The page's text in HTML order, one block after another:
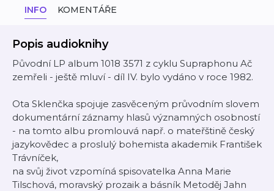
INFO KOMENTÁŘE
Popis audioknihy
Původní LP album 1018 3571 z cyklu Supraphonu Ač
zemřeli - ještě mluví - díl IV. bylo vydáno v roce 1982.
Ota Sklenčka spojuje zasvěceným průvodním slovem
dokumentární záznamy hlasů významných osobností
- na tomto albu promlouvá např. o mateřštině český
jazykovědec a proslulý bohemista akademik František
Trávníček,
na svůj život vzpomíná spisovatelka Anna Marie
Tilschová, moravský prozaik a básník Metoděj Jahn